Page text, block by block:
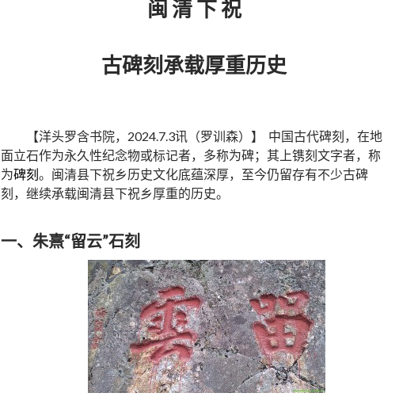
闽 清下祝
古碑刻承载厚重历史
【洋头罗含书院，2024.7.3讯（罗训森）】 中国古代碑刻，在地
面立石作为永久性纪念物或标记者，多称为碑；其上镌刻文字者，称
为碑刻。闽清县下祝乡历史文化底蕴深厚，至今仍留存有不少古碑
刻，继续承载闽清县下祝乡厚重的历史。
一、 朱熹“留云”石刻